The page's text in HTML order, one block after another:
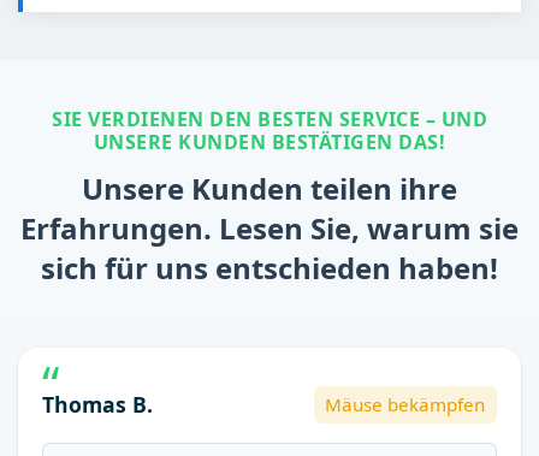
SIE VERDIENEN DEN BESTEN SERVICE – UND
UNSERE KUNDEN BESTÄTIGEN DAS!
Unsere Kunden teilen ihre
Erfahrungen. Lesen Sie, warum sie
sich für uns entschieden haben!
Thomas B. Mäuse bekämpfen